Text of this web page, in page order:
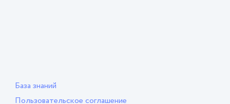
База знаний
Пользовательское соглашение